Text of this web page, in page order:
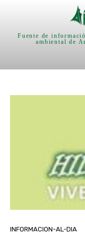
Fuente de
ambiental de
INFORMACION-AL-DIA